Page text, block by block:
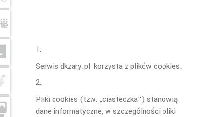
Serwis dkzary.pl korzysta z plików cookies.
Pliki cookies (tzw. „ciasteczka”) stanowią
dane informatyczne, w szczególności pliki